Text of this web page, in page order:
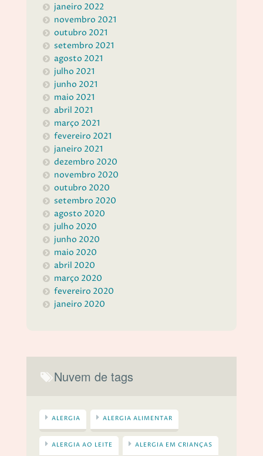
janeiro 2022
novembro 2021
outubro 2021
setembro 2021
agosto 2021
julho 2021
junho 2021
maio 2021
abril 2021
março 2021
fevereiro 2021
janeiro 2021
dezembro 2020
novembro 2020
outubro 2020
setembro 2020
agosto 2020
julho 2020
junho 2020
maio 2020
abril 2020
março 2020
fevereiro 2020
janeiro 2020
Nuvem de tags
ALERGIA ALERGIA ALIMENTAR
ALERGIA AO LEITE ALERGIA EM CRIANÇAS